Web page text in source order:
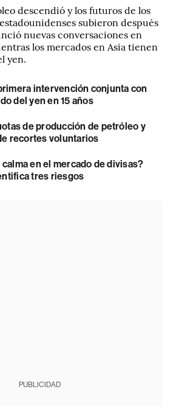
descendió y los futuros de los
subieron después
nuevas conversaciones en
los mercados en Asia tienen
yen.
intervención conjunta con
del yen en 15 años
de producción de petróleo y
recortes voluntarios
en el mercado de divisas?
tres riesgos
PUBLICIDAD